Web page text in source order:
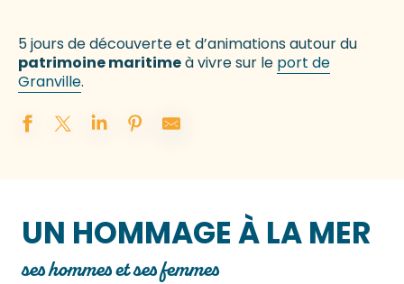
5 jours de découverte et d’animations autour du
patrimoine maritimeà vivre sur le port de
Granville.
UN HOMMAGE À LA MER
ses hommes et ses femmes